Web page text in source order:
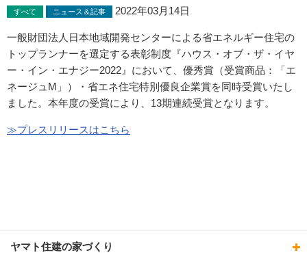
すべて ニュース＆記事 2022年03月14日
一般財団法人日本地域開発センターによる省エネルギー住宅の
トップランナーを選定する表彰制度『ハウス・オブ・ザ・イヤ
ー・イン・エナジー2022』において、優秀賞（受賞商品：「エ
ネージュM」）・省エネ住宅特別優良企業賞を同時受賞いたし
ました。本年度の受賞により、13期連続受賞となります。
≫プレスリリースはこちら
ヤマト住建の家づくり